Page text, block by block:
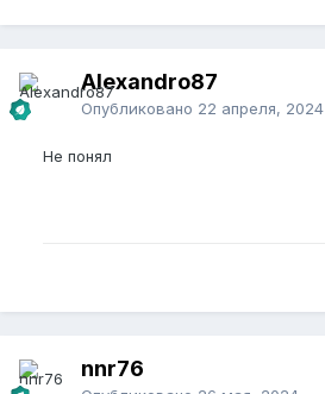
Alexandro87
Опубликовано 22 апреля, 2024
Не понял
nnr76